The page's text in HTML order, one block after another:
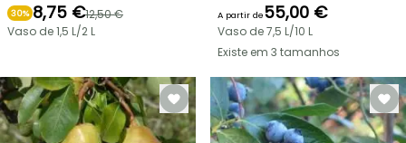
30% 8,75 €12,50 €
Vaso de 1,5 L/2 L
A partir de55,00 €
Vaso de 7,5 L/10 L
Existe em 3 tamanhos